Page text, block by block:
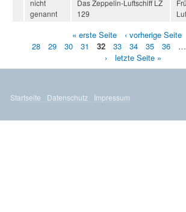
nicht
genannt
Das Zeppelin-Luftschiff LZ
129
e
« erste Seite ‹ vorherige Seite
28
29 30 31 32 33 34 35 36 …
›
letzte Seite »
Startseite Datenschutz Impressum